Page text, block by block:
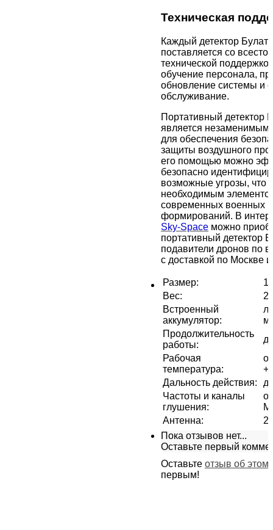
Техническая
Каждый детектор Булат
поставляется со
технической
обучение персонала,
обновление системы и
обслуживание.
Портативный детектор
является незаменимым
для обеспечения
защиты воздушного
его помощью можно
безопасно
возможные угрозы, что
необходимым
современных военных
формирований. В
Sky-Space можно
портативный детектор
подавители дронов по
с доставкой по Москве
Размер:
Вес:
Встроенный
аккумулятор:
Продолжительность
работы:
Рабочая
температура:
Дальность действия:
Частоты и каналы
глушения:
Антенна:
2
Пока отзывов нет...
Оставьте первый
Оставьте отзыв об этом
первым!